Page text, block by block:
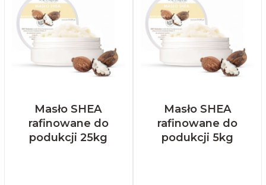
Masło SHEA
rafinowane do
podukcji 25kg
Masło SHEA
rafinowane do
podukcji 5kg